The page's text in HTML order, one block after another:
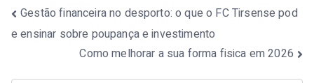
Post
navigation
Gestão financeira no desporto: o que o FC Tirsense pod
e ensinar sobre poupança e investimento
Como melhorar a sua forma fisica em 2026